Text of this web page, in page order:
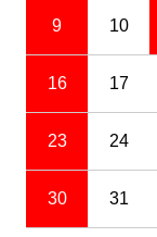
9 10
16 17
23 24
30 31